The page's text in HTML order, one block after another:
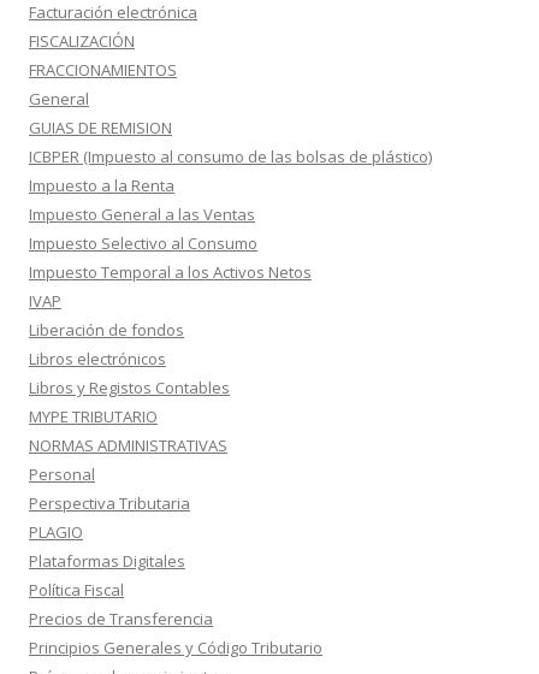
Facturación electrónica
FISCALIZACIÓN
FRACCIONAMIENTOS
General
GUIAS DE REMISION
ICBPER (Impuesto al consumo de las bolsas de plástico)
Impuesto a la Renta
Impuesto General a las Ventas
Impuesto Selectivo al Consumo
Impuesto Temporal a los Activos Netos
IVAP
Liberación de fondos
Libros electrónicos
Libros y Registos Contables
MYPE TRIBUTARIO
NORMAS ADMINISTRATIVAS
Personal
Perspectiva Tributaria
PLAGIO
Plataformas Digitales
Política Fiscal
Precios de Transferencia
Principios Generales y Código Tributario